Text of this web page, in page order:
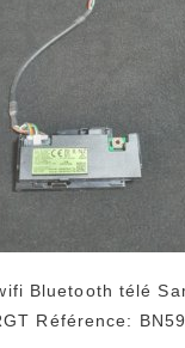
Bluetooth télé
Référence: